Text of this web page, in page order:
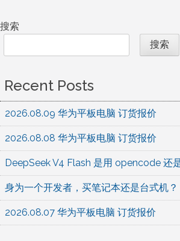
搜索
搜索
Recent Posts
2026.08.09 华为平板电脑 订货报价
2026.08.08 华为平板电脑 订货报价
DeepSeek V4 Flash 是用 opencode 还
身为一个开发者，买笔记本还是台式机？
2026.08.07 华为平板电脑 订货报价